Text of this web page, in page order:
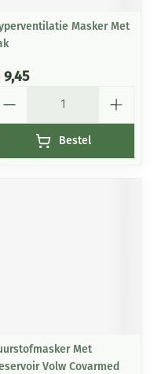
Masker Met
Bestel
Met
Volw Covarmed